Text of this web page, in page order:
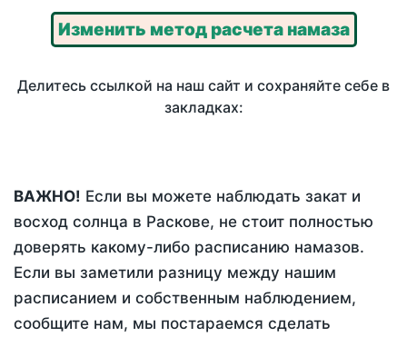
Изменить метод расчета намаза
Делитесь ссылкой на наш сайт и сохраняйте себе в
закладках:
ВАЖНО! Если вы можете наблюдать закат и
восход солнца в Раскове, не стоит полностью
доверять какому-либо расписанию намазов.
Если вы заметили разницу между нашим
расписанием и собственным наблюдением,
сообщите нам, мы постараемся сделать